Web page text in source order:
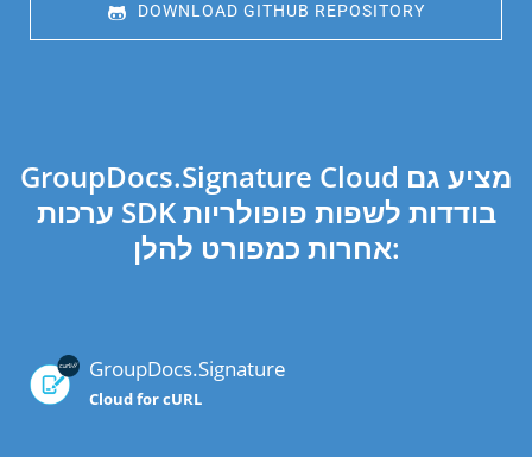
DOWNLOAD GITHUB REPOSITORY
GroupDocs.Signature Cloud מציע גם
ערכות SDK בודדות לשפות פופולריות
אחרות כמפורט להלן:
GroupDocs.Signature
Cloud for cURL